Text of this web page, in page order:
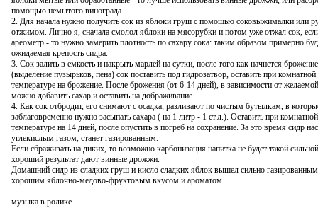
помощью немытого винограда.
2. Для начала нужно получить сок из яблоки груш с помощью соковыжималки или
отжимом. Лично я, сначала смолол яблоки на мясорубки и потом уже отжал сок,
ареометр - то нужно замерить плотность по сахару сока: таким образом примерно
ожидаемая крепость сидра.
3. Сок залить в емкость и накрыть марлей на сутки, после того как начнется брожение
(выделение пузырьков, пена) сок поставить под гидрозатвор, оставить при комнатной
температуре на брожение. После брожения (от 6-14 дней), в зависимости от
можно добавить сахар и оставить на дображивание.
4. Как сок отбродит, его снимают с осадка, разливают по чистым бутылкам, в
заблаговременно нужно засыпать сахара ( на 1 литр - 1 ст.л.). Оставить при комнатной
температуре на 14 дней, после опустить в погреб на сохранение. За это время сидр
углекислым газом, станет газированным.
Если сбраживать на диких, то возможно карбонизация напитка не будет такой
хороший результат дают винные дрожжи.
Домашний сидр из сладких груш и кисло сладких яблок вышел сильно
хорошим яблочно-медово-фруктовым вкусом и ароматом.
музыка в ролике